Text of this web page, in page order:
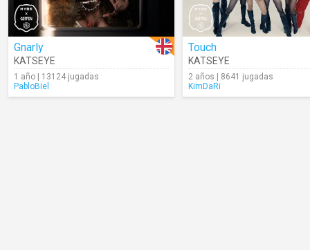
Gnarly
KATSEYE
1 año | 13124 jugadas
PabloBiel
Touch
KATSEYE
2 años | 8641 jugadas
KimDaRi